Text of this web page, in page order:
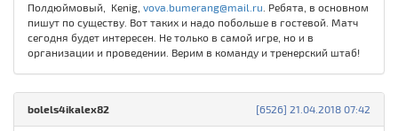
Полдюймовый, Kenig, vova.bumerang@mail.ru . Ребята, в основном
пишут по существу. Вот таких и надо побольше в гостевой. Матч
сегодня будет интересен. Не только в самой игре, но и в
организации и проведении. Верим в команду и тренерский штаб!
[6526] 21.04.2018 07:42
bolels4ikalex82